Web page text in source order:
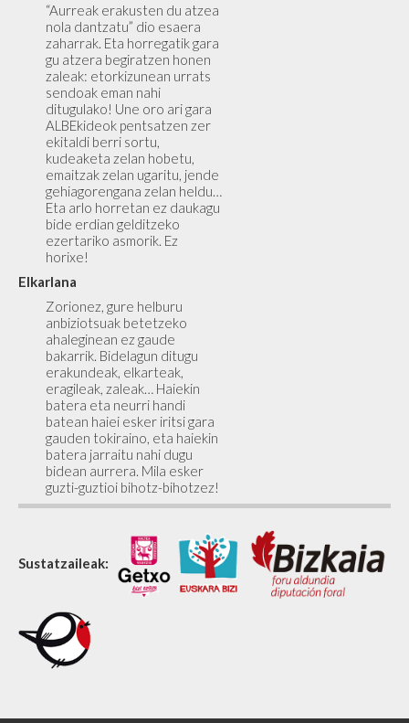
“Aurreak erakusten du atzea
nola dantzatu” dio esaera
zaharrak. Eta horregatik gara
gu atzera begiratzen honen
zaleak: etorkizunean urrats
sendoak eman nahi
ditugulako! Une oro ari gara
ALBEkideok pentsatzen zer
ekitaldi berri sortu,
kudeaketa zelan hobetu,
emaitzak zelan ugaritu, jende
gehiagorengana zelan heldu…
Eta arlo horretan ez daukagu
bide erdian gelditzeko
ezertariko asmorik. Ez
horixe!
Elkarlana
Zorionez, gure helburu
anbiziotsuak betetzeko
ahaleginean ez gaude
bakarrik. Bidelagun ditugu
erakundeak, elkarteak,
eragileak, zaleak… Haiekin
batera eta neurri handi
batean haiei esker iritsi gara
gauden tokiraino, eta haiekin
batera jarraitu nahi dugu
bidean aurrera. Mila esker
guzti-guztioi bihotz-bihotzez!
Sustatzaileak: